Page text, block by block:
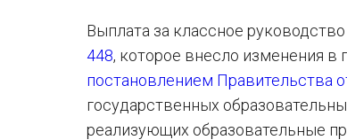
Выплата за классное
448, которое внесло изменения в
постановлением Правительства
государственных
реализующих образовательные